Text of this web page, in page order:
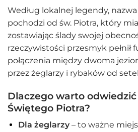
Według lokalnej legendy,
pochodzi od św. Piotra, który
zostawiając ślady swojej
rzeczywistości przesmyk pełnił
połączenia między dwoma
przez żeglarzy i rybaków od
Dlaczego warto
Świętego Piotra?
Dla żeglarzy– to ważne